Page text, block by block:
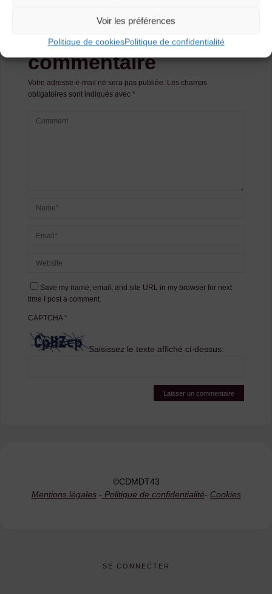
Voir les préférences
Politique de cookiesPolitique de confidentialité
Laisser un
commentaire
Votre adresse e-mail ne sera pas publiée. Les champs
obligatoires sont indiqués avec *
Save my name, email, and site URL in my browser for next
time I post a comment.
CAPTCHA*
Saisissez le texte affiché ci-dessus:
©CDMDT43
Mentions légales- Politique de confidentialité- Cookies
SE CONNECTER